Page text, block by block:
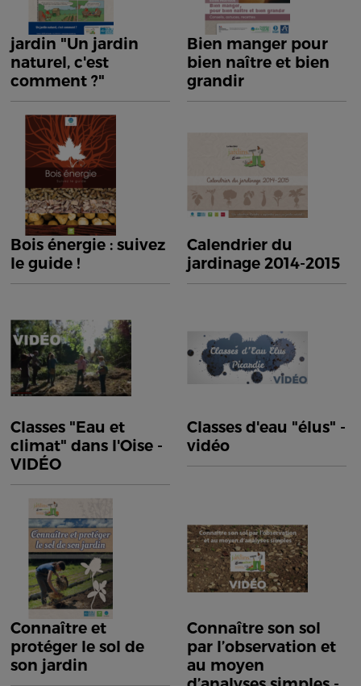
jardin "Un jardin
naturel, c'est
comment ?"
Bien manger pour
bien naître et bien
grandir
Bois énergie : suivez
le guide !
Calendrier du
jardinage 2014-2015
Classes "Eau et
climat" dans l'Oise -
VIDÉO
Classes d'eau "élus" -
vidéo
Connaître et
protéger le sol de
son jardin
Connaître son sol
par l’observation et
au moyen